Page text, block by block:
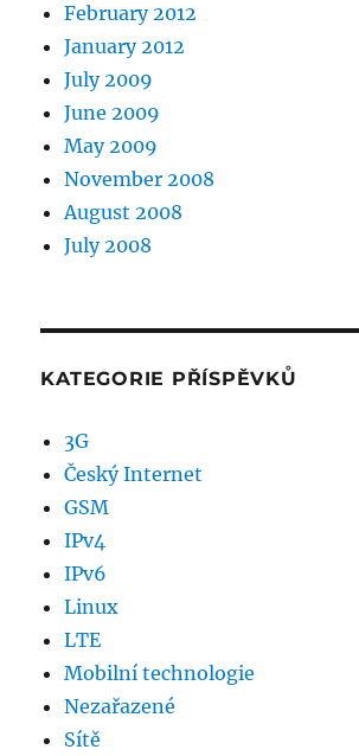
February 2012
January 2012
July 2009
June 2009
May 2009
November 2008
August 2008
July 2008
KATEGORIE PŘÍSPĚVKŮ
3G
Český Internet
GSM
IPv4
IPv6
Linux
LTE
Mobilní technologie
Nezařazené
Sítě